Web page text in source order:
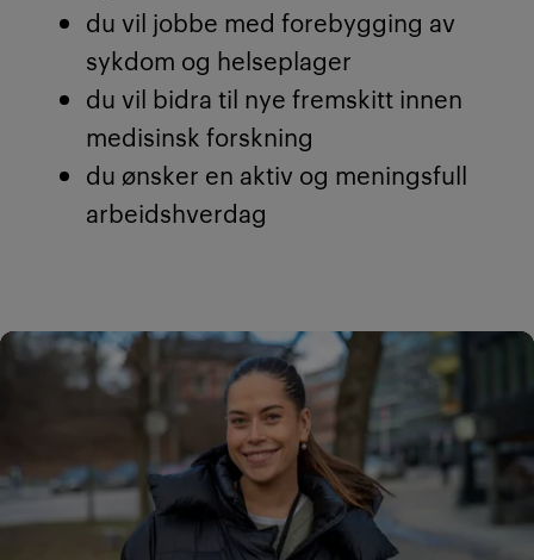
du vil jobbe med forebygging av
sykdom og helseplager
du vil bidra til nye fremskitt innen
medisinsk forskning
du ønsker en aktiv og meningsfull
arbeidshverdag